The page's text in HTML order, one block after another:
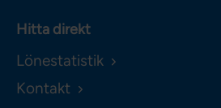
Hitta direkt
Lönestatistik
Kontakt